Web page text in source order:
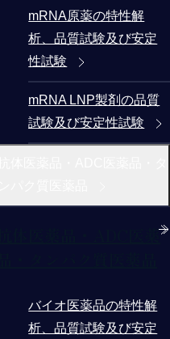
mRNA原薬の特性解
析、品質試験及び安定
性試験
mRNA LNP製剤の品質
試験及び安定性試験
抗体医薬品・ADC医薬
バイオ医薬品の特性解
析、品質試験及び安定